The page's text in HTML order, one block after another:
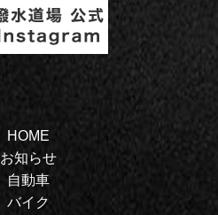
HOME
お知らせ
自動車
バイク